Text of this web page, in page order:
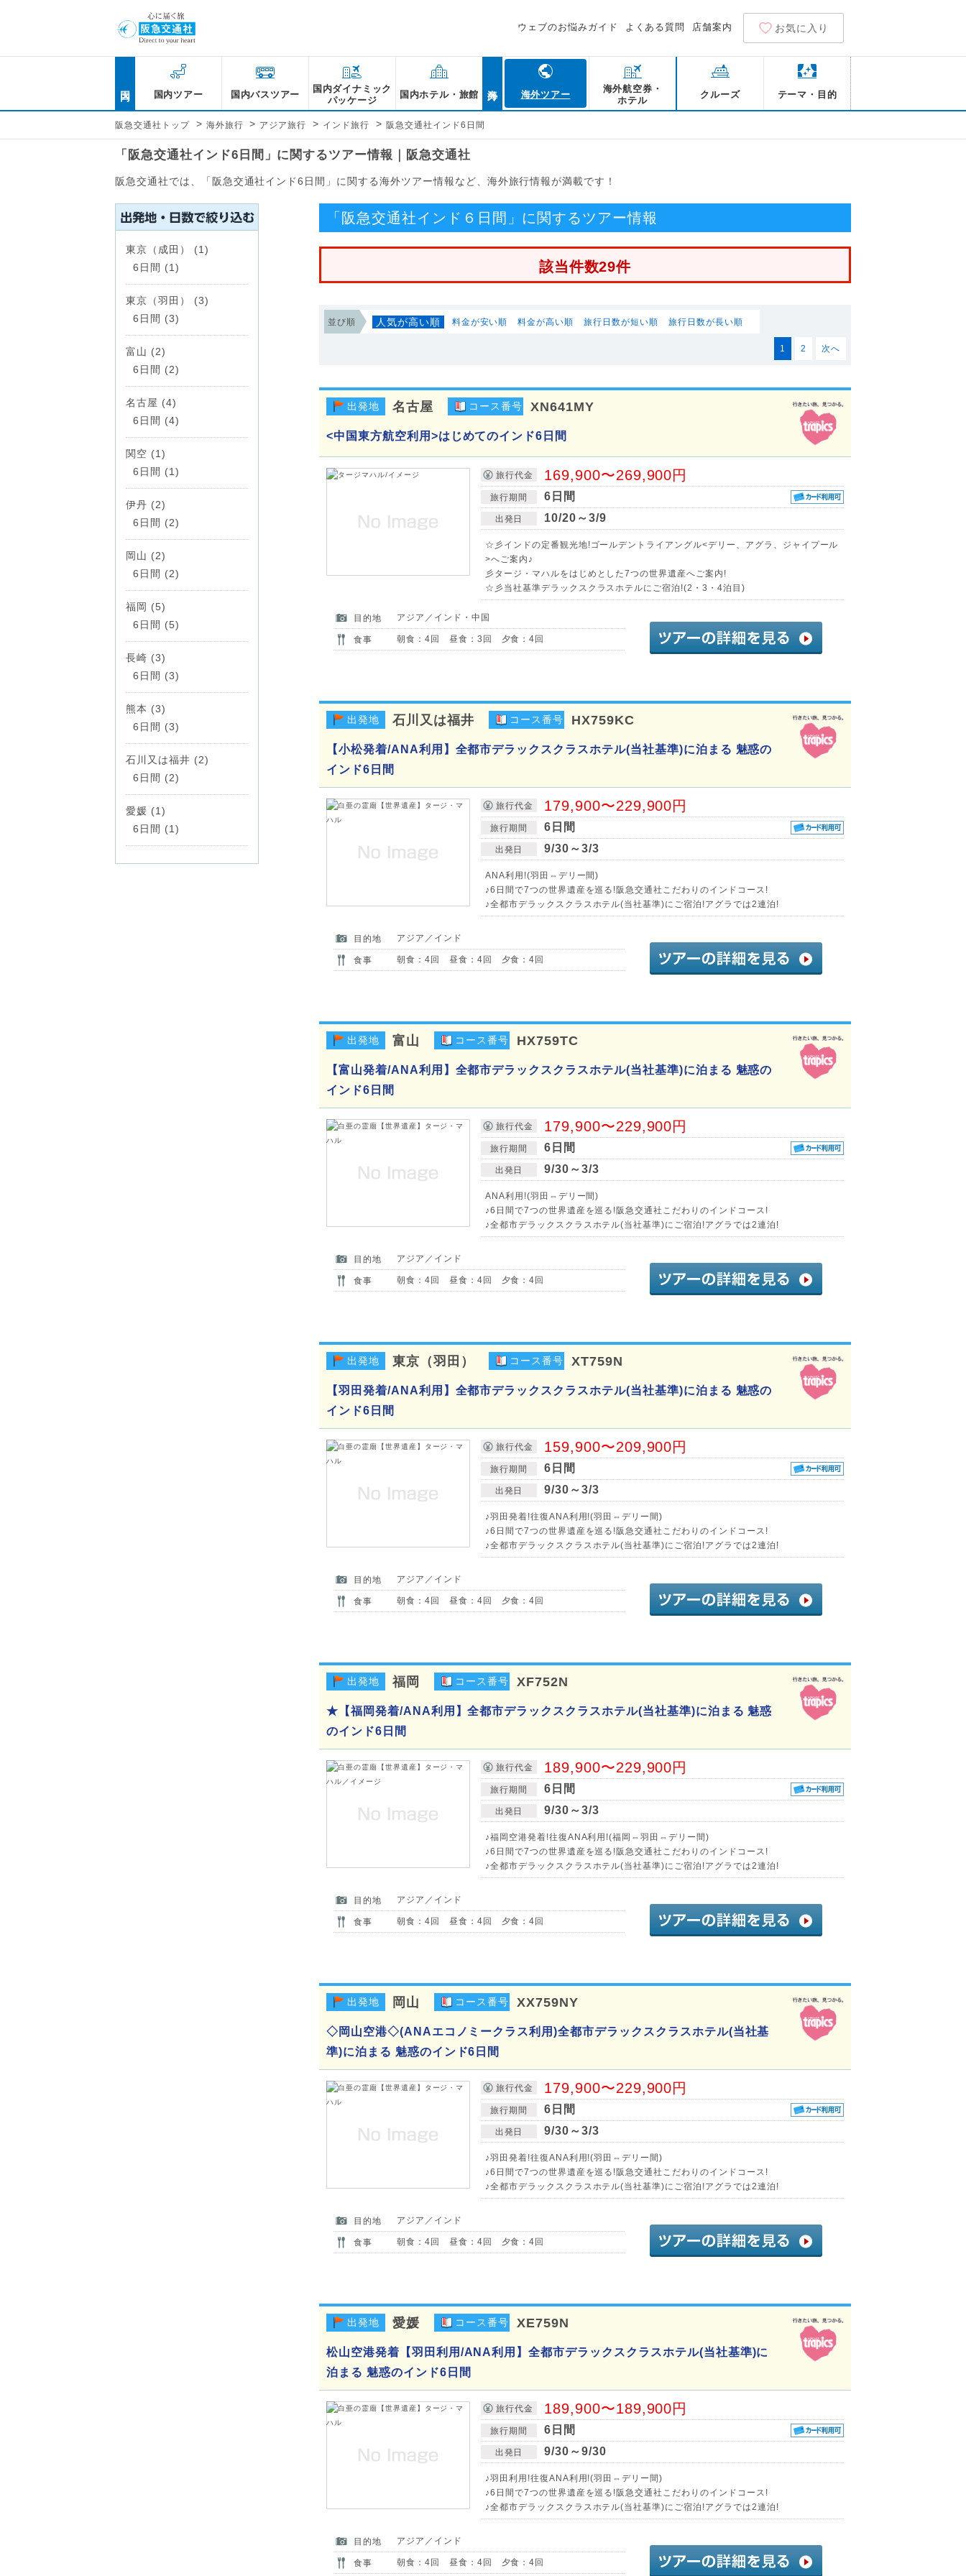
ウェブのお悩みガイド よくある質問 店舗案内 お気に入り
国内ツアー 国内バスツアー
国内ダイナミック
パッケージ
国内ホテル・旅館 海外ツアー
海外航空券・
ホテル
クルーズ テーマ・目的
阪急交通社トップ > 海外旅行 > アジア旅行 > インド旅行 > 阪急交通社インド6日間
「阪急交通社インド6日間」に関するツアー情報｜阪急交通社
阪急交通社では、「阪急交通社インド6日間」に関する海外ツアー情報など、海外旅行情報が満載です！
「阪急交通社インド６日間」に関するツアー情報
該当件数29件
並び順 人気が高い順 料金が安い順 料金が高い順 旅行日数が短い順 旅行日数が長い順
1 2 次へ
出発地 名古屋 コース番号 XN641MY
<中国東方航空利用>はじめてのインド6日間
旅行代金 169,900〜269,900円
旅行期間 6日間
出発日 10/20～3/9
☆彡インドの定番観光地!ゴールデントライアングル<デリー、アグラ、ジャイプール
>へご案内♪
彡タージ・マハルをはじめとした7つの世界遺産へご案内!
☆彡当社基準デラックスクラスホテルにご宿泊!(2・3・4泊目)
目的地 アジア／インド・中国
食事 朝食：4回 昼食：3回 夕食：4回
出発地 石川又は福井 コース番号 HX759KC
【小松発着/ANA利用】全都市デラックスクラスホテル(当社基準)に泊まる 魅惑の
インド6日間
旅行代金 179,900〜229,900円
旅行期間 6日間
出発日 9/30～3/3
ANA利用!(羽田⇔デリー間)
♪6日間で7つの世界遺産を巡る!阪急交通社こだわりのインドコース!
♪全都市デラックスクラスホテル(当社基準)にご宿泊!アグラでは2連泊!
目的地 アジア／インド
食事 朝食：4回 昼食：4回 夕食：4回
出発地 富山 コース番号 HX759TC
【富山発着/ANA利用】全都市デラックスクラスホテル(当社基準)に泊まる 魅惑の
インド6日間
旅行代金 179,900〜229,900円
旅行期間 6日間
出発日 9/30～3/3
ANA利用!(羽田⇔デリー間)
♪6日間で7つの世界遺産を巡る!阪急交通社こだわりのインドコース!
♪全都市デラックスクラスホテル(当社基準)にご宿泊!アグラでは2連泊!
目的地 アジア／インド
食事 朝食：4回 昼食：4回 夕食：4回
出発地 東京（羽田） コース番号 XT759N
【羽田発着/ANA利用】全都市デラックスクラスホテル(当社基準)に泊まる 魅惑の
インド6日間
旅行代金 159,900〜209,900円
旅行期間 6日間
出発日 9/30～3/3
♪羽田発着!往復ANA利用!(羽田⇔デリー間)
♪6日間で7つの世界遺産を巡る!阪急交通社こだわりのインドコース!
♪全都市デラックスクラスホテル(当社基準)にご宿泊!アグラでは2連泊!
目的地 アジア／インド
食事 朝食：4回 昼食：4回 夕食：4回
出発地 福岡 コース番号 XF752N
★【福岡発着/ANA利用】全都市デラックスクラスホテル(当社基準)に泊まる 魅惑
のインド6日間
旅行代金 189,900〜229,900円
旅行期間 6日間
出発日 9/30～3/3
♪福岡空港発着!往復ANA利用!(福岡⇔羽田⇔デリー間)
♪6日間で7つの世界遺産を巡る!阪急交通社こだわりのインドコース!
♪全都市デラックスクラスホテル(当社基準)にご宿泊!アグラでは2連泊!
目的地 アジア／インド
食事 朝食：4回 昼食：4回 夕食：4回
出発地 岡山 コース番号 XX759NY
◇岡山空港◇(ANAエコノミークラス利用)全都市デラックスクラスホテル(当社基
準)に泊まる 魅惑のインド6日間
旅行代金 179,900〜229,900円
旅行期間 6日間
出発日 9/30～3/3
♪羽田発着!往復ANA利用!(羽田⇔デリー間)
♪6日間で7つの世界遺産を巡る!阪急交通社こだわりのインドコース!
♪全都市デラックスクラスホテル(当社基準)にご宿泊!アグラでは2連泊!
目的地 アジア／インド
食事 朝食：4回 昼食：4回 夕食：4回
出発地 愛媛 コース番号 XE759N
松山空港発着【羽田利用/ANA利用】全都市デラックスクラスホテル(当社基準)に
泊まる 魅惑のインド6日間
旅行代金 189,900〜189,900円
旅行期間 6日間
出発日 9/30～9/30
♪羽田利用!往復ANA利用!(羽田⇔デリー間)
♪6日間で7つの世界遺産を巡る!阪急交通社こだわりのインドコース!
♪全都市デラックスクラスホテル(当社基準)にご宿泊!アグラでは2連泊!
目的地 アジア／インド
食事 朝食：4回 昼食：4回 夕食：4回
東京（成田） (1)
6日間 (1)
東京（羽田） (3)
6日間 (3)
富山 (2)
6日間 (2)
名古屋 (4)
6日間 (4)
関空 (1)
6日間 (1)
伊丹 (2)
6日間 (2)
岡山 (2)
6日間 (2)
福岡 (5)
6日間 (5)
長崎 (3)
6日間 (3)
熊本 (3)
6日間 (3)
石川又は福井 (2)
6日間 (2)
愛媛 (1)
6日間 (1)